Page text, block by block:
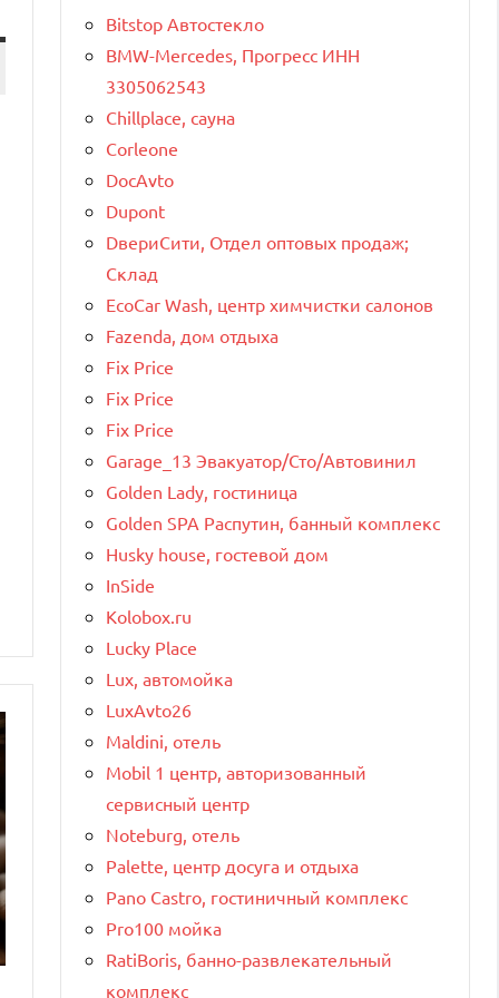
Bitstop Автостекло
BMW-Mercedes, Прогресс ИНН
3305062543
Chillplace, сауна
Corleone
DocAvto
Dupont
DвериСити, Отдел оптовых продаж;
Склад
EcoCar Wash, центр химчистки салонов
Fazenda, дом отдыха
Fix Price
Fix Price
Fix Price
Garage_13 Эвакуатор/Сто/Автовинил
Golden Lady, гостиница
Golden SPA Распутин, банный комплекс
Husky house, гостевой дом
InSide
Kolobox.ru
Lucky Place
Lux, автомойка
LuxAvto26
Maldini, отель
Mobil 1 центр, авторизованный
сервисный центр
Noteburg, отель
Palette, центр досуга и отдыха
Pano Castro, гостиничный комплекс
Pro100 мойка
RatiBoris, банно-развлекательный
комплекс